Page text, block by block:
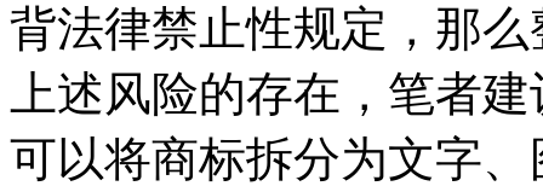
背法律禁止性规定，那
上述风险的存在，笔者
可以将商标拆分为文字